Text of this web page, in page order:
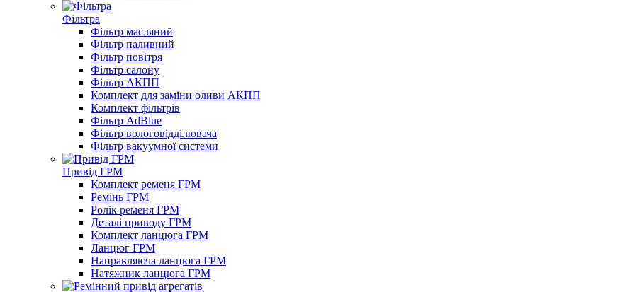
Фільтра
Фільтр масляний
Фільтр паливний
Фільтр повітря
Фільтр салону
Фільтр АКПП
Комплект для заміни оливи АКПП
Комплект фільтрів
Фільтр AdBlue
Фільтр вологовідділювача
Фільтр вакуумної системи
Привід ГРМ
Комплект ременя ГРМ
Ремінь ГРМ
Ролік ременя ГРМ
Деталі приводу ГРМ
Комплект ланцюга ГРМ
Ланцюг ГРМ
Направляюча ланцюга ГРМ
Натяжник ланцюга ГРМ